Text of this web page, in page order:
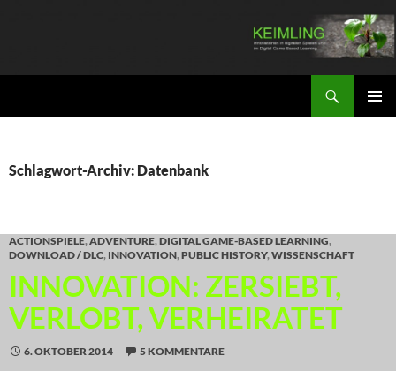
Schlagwort-Archiv: Datenbank
ACTIONSPIELE,ADVENTURE,DIGITAL GAME-BASED LEARNING,
DOWNLOAD / DLC, INNOVATION,PUBLIC HISTORY,WISSENSCHAFT
INNOVATION: ZERSIEBT,
VERLOBT, VERHEIRATET
6. OKTOBER 2014 5 KOMMENTARE